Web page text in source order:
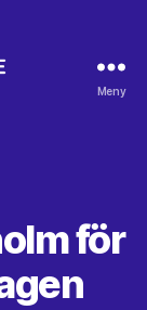
Meny
för